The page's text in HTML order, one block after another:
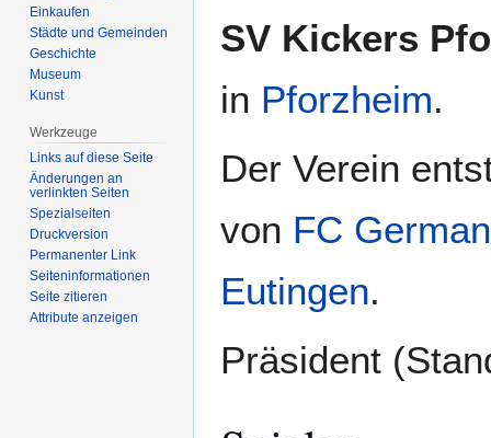
Navigation
Suche
SV Kickers
in Pforzheim.
Der Verein
von FC
Eutingen.
Präsident
Einkaufen
Städte und Gemeinden
Geschichte
Museum
Kunst
Werkzeuge
Links auf diese Seite
Änderungen an
verlinkten Seiten
Spezialseiten
Druckversion
Permanenter Link
Seiten­­informationen
Seite zitieren
Attribute anzeigen